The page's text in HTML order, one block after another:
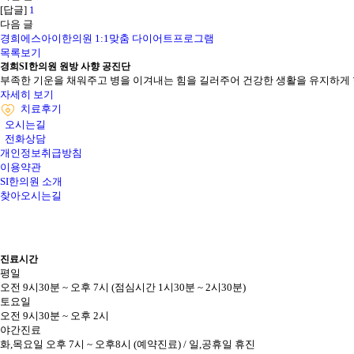
[답글] 1
다음 글
경희에스아이한의원 1:1맞춤 다이어트프로그램
목록보기
경희SI한의원 원방 사향 공진단
부족한 기운을 채워주고 병을 이겨내는 힘을 길러주어 건강한 생활을 유지하게
자세히 보기
치료후기
오시는길
전화상담
개인정보취급방침
이용약관
SI한의원 소개
찾아오시는길
진료시간
평일
오전 9시30분 ~ 오후 7시 (점심시간 1시30분 ~ 2시30분)
토요일
오전 9시30분 ~ 오후 2시
야간진료
화,목요일 오후 7시 ~ 오후8시 (예약진료) / 일,공휴일 휴진